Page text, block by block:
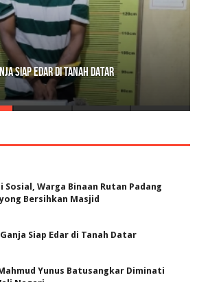
Siap Edar di Tanah Datar
Warga Binaan Rutan Padang
Bersihkan Masjid
Siap Edar di Tanah Datar
Yunus Batusangkar Diminati